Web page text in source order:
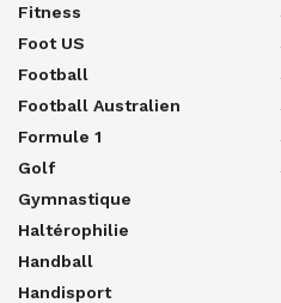
Fitness
Foot US
Football
Football Australien
Formule 1
Golf
Gymnastique
Haltérophilie
Handball
Handisport